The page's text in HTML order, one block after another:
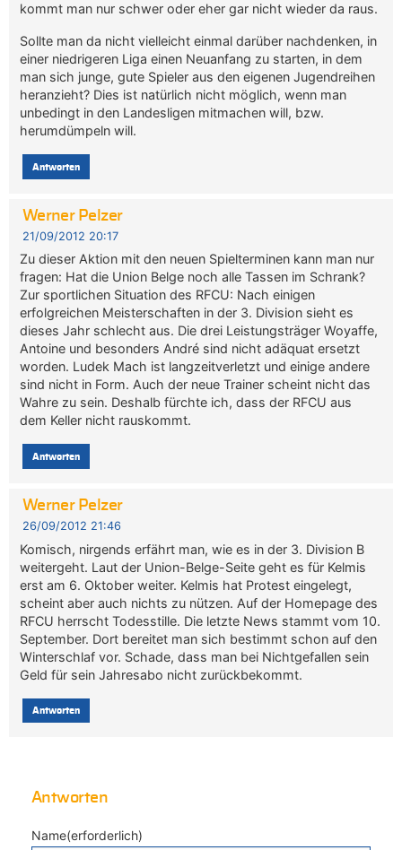
kommt man nur schwer oder eher gar nicht wieder da raus.
Sollte man da nicht vielleicht einmal darüber nachdenken, in
einer niedrigeren Liga einen Neuanfang zu starten, in dem
man sich junge, gute Spieler aus den eigenen Jugendreihen
heranzieht? Dies ist natürlich nicht möglich, wenn man
unbedingt in den Landesligen mitmachen will, bzw.
herumdümpeln will.
Antworten
Werner Pelzer
21/09/2012 20:17
Zu dieser Aktion mit den neuen Spielterminen kann man nur
fragen: Hat die Union Belge noch alle Tassen im Schrank?
Zur sportlichen Situation des RFCU: Nach einigen
erfolgreichen Meisterschaften in der 3. Division sieht es
dieses Jahr schlecht aus. Die drei Leistungsträger Woyaffe,
Antoine und besonders André sind nicht adäquat ersetzt
worden. Ludek Mach ist langzeitverletzt und einige andere
sind nicht in Form. Auch der neue Trainer scheint nicht das
Wahre zu sein. Deshalb fürchte ich, dass der RFCU aus
dem Keller nicht rauskommt.
Antworten
Werner Pelzer
26/09/2012 21:46
Komisch, nirgends erfährt man, wie es in der 3. Division B
weitergeht. Laut der Union-Belge-Seite geht es für Kelmis
erst am 6. Oktober weiter. Kelmis hat Protest eingelegt,
scheint aber auch nichts zu nützen. Auf der Homepage des
RFCU herrscht Todesstille. Die letzte News stammt vom 10.
September. Dort bereitet man sich bestimmt schon auf den
Winterschlaf vor. Schade, dass man bei Nichtgefallen sein
Geld für sein Jahresabo nicht zurückbekommt.
Antworten
Antworten
Name(erforderlich)